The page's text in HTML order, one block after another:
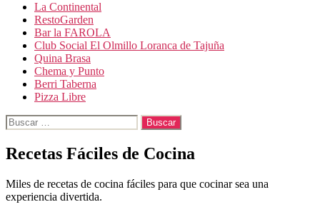
La Continental
RestoGarden
Bar la FAROLA
Club Social El Olmillo Loranca de Tajuña
Quina Brasa
Chema y Punto
Berri Taberna
Pizza Libre
Buscar:
Recetas Fáciles de Cocina
Miles de recetas de cocina fáciles para que cocinar sea una
experiencia divertida.